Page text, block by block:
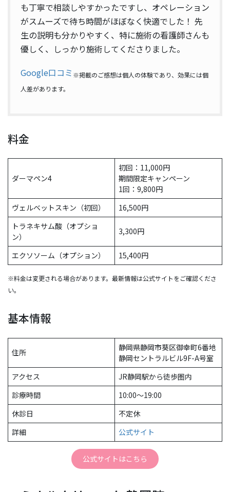
も丁寧で相談しやすかったですし、オペレーション
がスムーズで待ち時間がほぼなく快適でした！ 先
生の説明も分かりやすく、特に施術の看護師さんも
優しく、しっかり施術してくださりました。
Google口コミ ※掲載のご感想は個人の体験であり、効果には個
人差があります。
料金
ダーマペン4
初回：11,000円
期間限定キャンペーン
1回：9,800円
ヴェルベットスキン（初回）
16,500円
トラネキサム酸（オプショ
ン）
3,300円
エクソソーム（オプション） 15,400円
※料金は変更される場合があります。最新情報は公式サイトをご確認くださ
い。
基本情報
住所
静岡県静岡市葵区御幸町6番地
静岡セントラルビル9F-A号室
アクセス
JR静岡駅から徒歩圏内
診療時間
10:00〜19:00
休診日
不定休
詳細
公式サイト
公式サイトはこちら